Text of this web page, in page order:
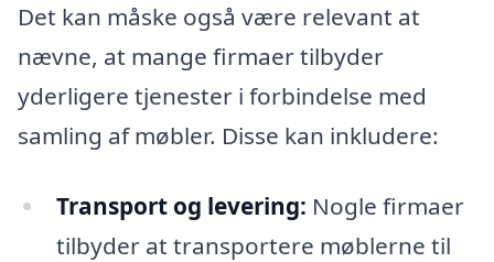
Det kan måske også være relevant at
nævne, at mange firmaer tilbyder
yderligere tjenester i forbindelse med
samling af møbler. Disse kan inkludere:
Transport og levering: Nogle firmaer
tilbyder at transportere møblerne til